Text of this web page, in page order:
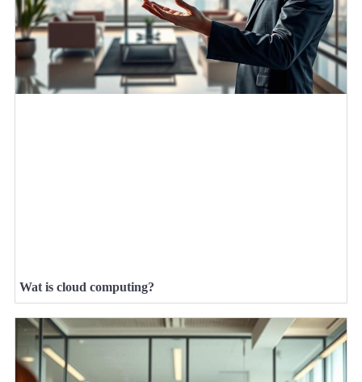
Wat is cloud computing?